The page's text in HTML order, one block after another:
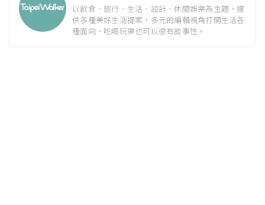
以飲食、旅行、生活、設計、休閒娛樂為主題，提
供多種美好生活提案，多元的編輯視角打開生活各
種面向，吃喝玩樂也可以很有故事性。